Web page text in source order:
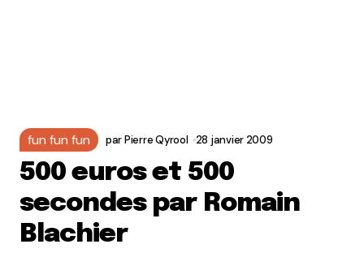
fun fun fun parPierre Qyrool 28 janvier 2009
500 euros et 500
secondes par Romain
Blachier